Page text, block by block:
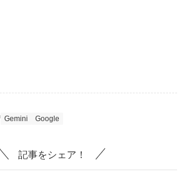
Gemini Google
記事をシェア！